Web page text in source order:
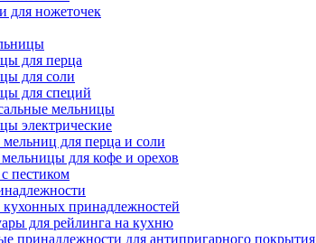
для ножеточек
для перца
для соли
для специй
мельницы
электрические
для перца и соли
для кофе и орехов
пестиком
принадлежностей
для рейлинга на кухню
принадлежности для антипригарного покрытия